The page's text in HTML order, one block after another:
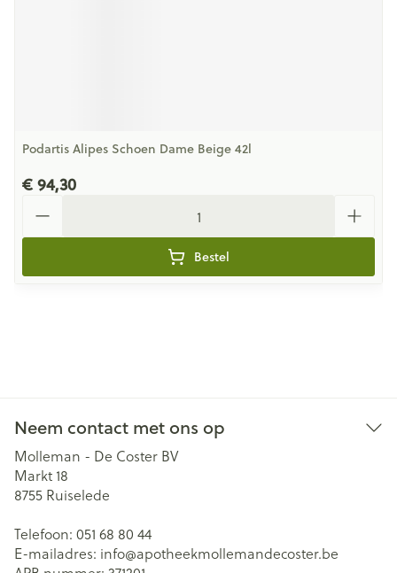
Podartis Alipes Schoen Dame Beige 42l
€ 94,30
Bestel
Neem contact met ons op
Molleman - De Coster BV
Markt 18
8755 Ruiselede
Telefoon: 051 68 80 44
E-mailadres: info@apotheekmollemandecoster.be